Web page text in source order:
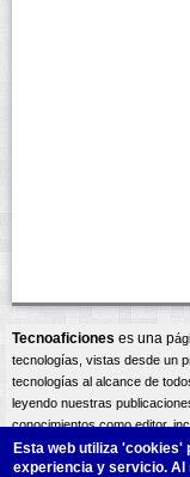
Tecnoaficiones es una p
tecnologías, vistas desde un
tecnologías al alcance de
leyendo nuestras
conocimientos como editor,
forma activa bien como editor
propio blog, una vez te
Esta web utiliza 'cookies'
experiencia y servicio. Al